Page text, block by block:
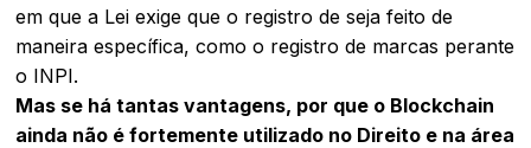
em que a Lei exige que o registro de seja feito de
maneira específica, como o registro de marcas perante
o INPI.
Mas se há tantas vantagens, por que o Blockchain
ainda não é fortemente utilizado no Direito e na área